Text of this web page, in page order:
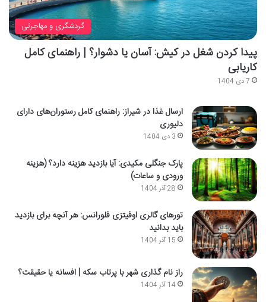
گردشگری و مهاجرتی
پیدا کردن شغل در کیش: آسان یا دشوار؟ | راهنمای کامل
کاریابی
7 دی 1404
ارسال غذا در شیراز: راهنمای کامل رستوران‌های دارای
دلیوری
3 دی 1404
پارک جنگلی مکیدی: آیا بازدید هزینه دارد؟ (هزینه
ورودی و ساعات)
28 آذر 1404
تورهای گالری اوفیتزی فلورانس: هر آنچه برای بازدید
باید بدانید
15 آذر 1404
راز نام گذاری شهر با پرتاب سکه | افسانه یا حقیقت؟
14 آذر 1404